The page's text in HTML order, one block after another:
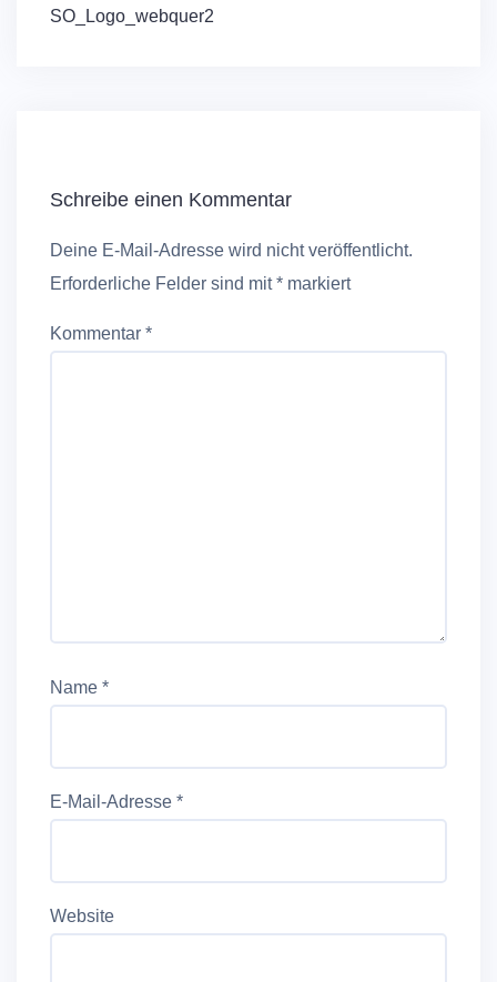
Beitragsnavigation
SO_Logo_webquer2
Schreibe einen Kommentar
Deine E-Mail-Adresse wird nicht veröffentlicht.
Erforderliche Felder sind mit* markiert
Kommentar *
Name *
E-Mail-Adresse *
Website